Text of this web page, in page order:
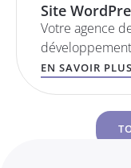
Site
Votre agence
EN SAVOIR PLUS